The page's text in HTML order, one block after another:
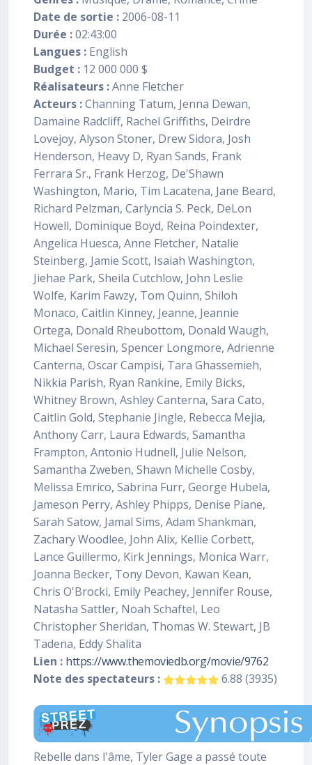
Date de sortie : 2006-08-11
Durée :02:43:00
Langues : English
Budget : 12 000 000 $
Réalisateurs :Anne Fletcher
Acteurs :Channing Tatum, Jenna Dewan,
Damaine Radcliff, Rachel Griffiths, Deirdre
Lovejoy, Alyson Stoner, Drew Sidora, Josh
Henderson, Heavy D, Ryan Sands, Frank
Ferrara Sr., Frank Herzog, De'Shawn
Washington, Mario, Tim Lacatena, Jane Beard,
Richard Pelzman, Carlyncia S. Peck, DeLon
Howell, Dominique Boyd, Reina Poindexter,
Angelica Huesca, Anne Fletcher, Natalie
Steinberg, Jamie Scott, Isaiah Washington,
Jiehae Park, Sheila Cutchlow, John Leslie
Wolfe, Karim Fawzy, Tom Quinn, Shiloh
Monaco, Caitlin Kinney, Jeanne, Jeannie
Ortega, Donald Rheubottom, Donald Waugh,
Michael Seresin, Spencer Longmore, Adrienne
Canterna, Oscar Campisi, Tara Ghassemieh,
Nikkia Parish, Ryan Rankine, Emily Bicks,
Whitney Brown, Ashley Canterna, Sara Cato,
Caitlin Gold, Stephanie Jingle, Rebecca Mejia,
Anthony Carr, Laura Edwards, Samantha
Frampton, Antonio Hudnell, Julie Nelson,
Samantha Zweben, Shawn Michelle Cosby,
Melissa Emrico, Sabrina Furr, George Hubela,
Jameson Perry, Ashley Phipps, Denise Piane,
Sarah Satow, Jamal Sims, Adam Shankman,
Zachary Woodlee, John Alix, Kellie Corbett,
Lance Guillermo, Kirk Jennings, Monica Warr,
Joanna Becker, Tony Devon, Kawan Kean,
Chris O'Brocki, Emily Peachey, Jennifer Rouse,
Natasha Sattler, Noah Schaftel, Leo
Christopher Sheridan, Thomas W. Stewart, JB
Tadena, Eddy Shalita
Lien : https://www.themoviedb.org/movie/9762
Note des spectateurs :
6.88 (3935)
Rebelle dans l'âme, Tyler Gage a passé toute